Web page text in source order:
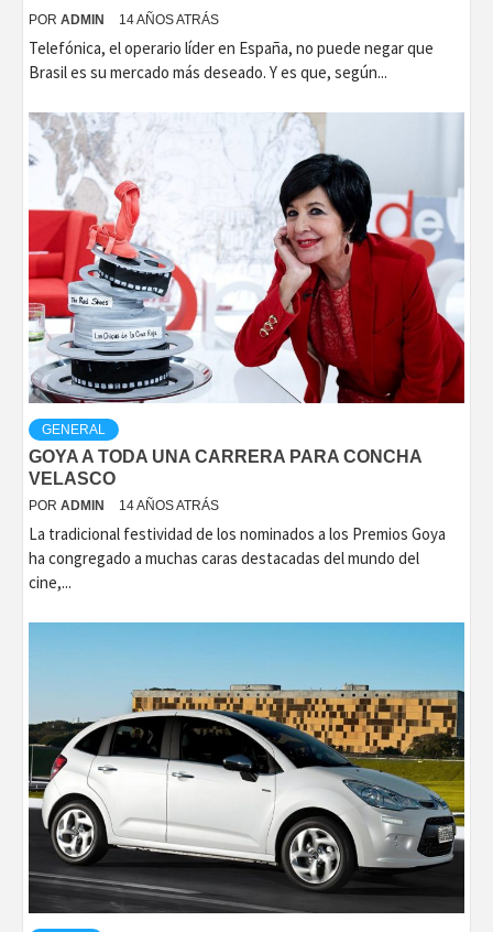
POR ADMIN 14 AÑOS ATRÁS
Telefónica, el operario líder en España, no puede negar que
Brasil es su mercado más deseado. Y es que, según...
GENERAL
GOYA A TODA UNA CARRERA PARA CONCHA
VELASCO
POR ADMIN 14 AÑOS ATRÁS
La tradicional festividad de los nominados a los Premios Goya
ha congregado a muchas caras destacadas del mundo del
cine,...